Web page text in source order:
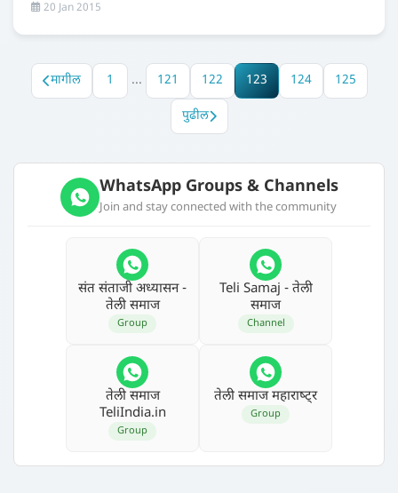
20 Jan 2015
मागील 1 ... 121 122 123 124 125
पुढील
WhatsApp Groups & Channels
Join and stay connected with the community
संत संताजी अध्‍यासन -
तेली समाज
Group
Teli Samaj - तेली
समाज
Channel
तेली समाज
TeliIndia.in
Group
तेली समाज महाराष्‍ट्र
Group